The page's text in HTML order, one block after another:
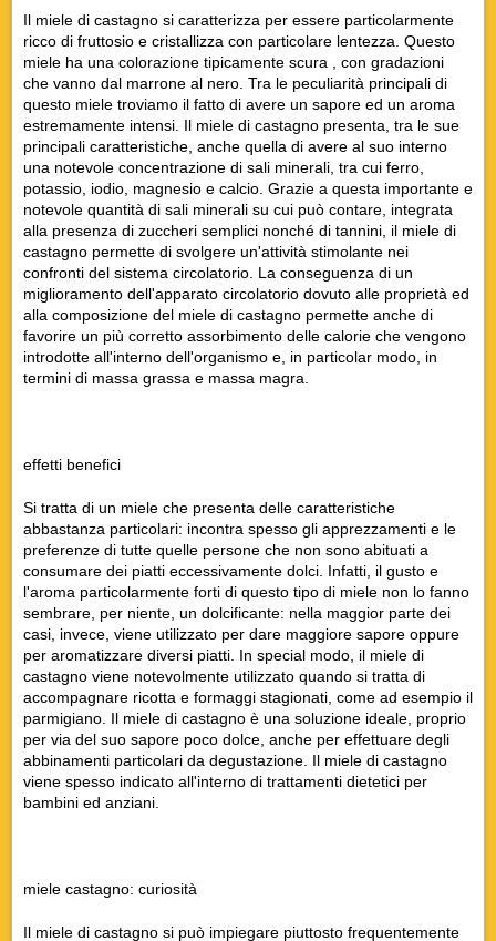
Il miele di castagno si caratterizza per essere particolarmente
ricco di fruttosio e cristallizza con particolare lentezza. Questo
miele ha una colorazione tipicamente scura , con gradazioni
che vanno dal marrone al nero. Tra le peculiarità principali di
questo miele troviamo il fatto di avere un sapore ed un aroma
estremamente intensi. Il miele di castagno presenta, tra le sue
principali caratteristiche, anche quella di avere al suo interno
una notevole concentrazione di sali minerali, tra cui ferro,
potassio, iodio, magnesio e calcio. Grazie a questa importante e
notevole quantità di sali minerali su cui può contare, integrata
alla presenza di zuccheri semplici nonché di tannini, il miele di
castagno permette di svolgere un'attività stimolante nei
confronti del sistema circolatorio. La conseguenza di un
miglioramento dell'apparato circolatorio dovuto alle proprietà ed
alla composizione del miele di castagno permette anche di
favorire un più corretto assorbimento delle calorie che vengono
introdotte all'interno dell'organismo e, in particolar modo, in
termini di massa grassa e massa magra.
effetti benefici
Si tratta di un miele che presenta delle caratteristiche
abbastanza particolari: incontra spesso gli apprezzamenti e le
preferenze di tutte quelle persone che non sono abituati a
consumare dei piatti eccessivamente dolci. Infatti, il gusto e
l'aroma particolarmente forti di questo tipo di miele non lo fanno
sembrare, per niente, un dolcificante: nella maggior parte dei
casi, invece, viene utilizzato per dare maggiore sapore oppure
per aromatizzare diversi piatti. In special modo, il miele di
castagno viene notevolmente utilizzato quando si tratta di
accompagnare ricotta e formaggi stagionati, come ad esempio il
parmigiano. Il miele di castagno è una soluzione ideale, proprio
per via del suo sapore poco dolce, anche per effettuare degli
abbinamenti particolari da degustazione. Il miele di castagno
viene spesso indicato all'interno di trattamenti dietetici per
bambini ed anziani.
miele castagno: curiosità
Il miele di castagno si può impiegare piuttosto frequentemente